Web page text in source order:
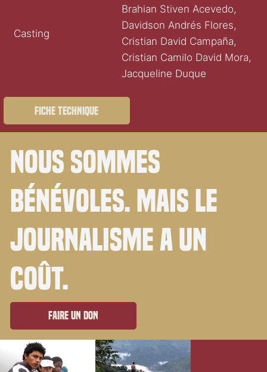
Casting
Brahian Stiven Acevedo,
Davidson Andrés Flores,
Cristian David Campaña,
Cristian Camilo David Mora,
Jacqueline Duque
Fiche technique
Nous sommes
bénévoles. Mais le
journalisme a un
coût.
Faire un don